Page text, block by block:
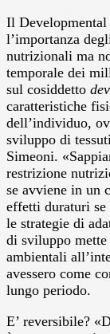
Il Developmental
l’importanza
nutrizionali ma
temporale dei
sul cosiddetto
caratteristiche
dell’individuo,
sviluppo di
Simeoni.
restrizione
se avviene in un
effetti duraturi se
le strategie di
di sviluppo
ambientali
avessero come
lungo periodo.
E’ reversibile?